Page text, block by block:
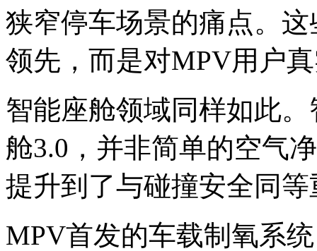
狭窄停车场景的痛点。
领先，而是对MPV用户
智能座舱领域同样如此
舱3.0，并非简单的空气
提升到了与碰撞安全同
MPV首发的车载制氧系